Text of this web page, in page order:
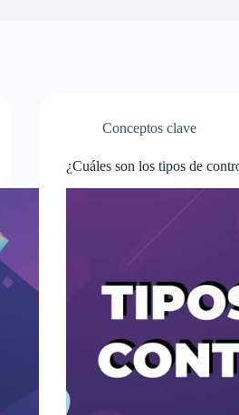
Conceptos clave
¿Cuáles son los tipos de